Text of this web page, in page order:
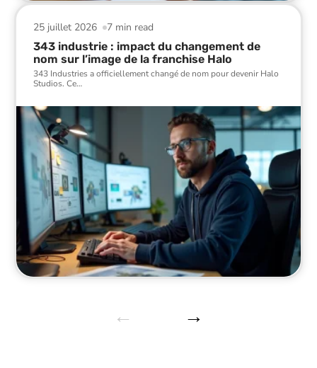
7 min read
25 juillet 2026
343 industrie : impact du changement de
nom sur l’image de la franchise Halo
343 Industries a officiellement changé de nom pour devenir Halo
Studios. Ce…